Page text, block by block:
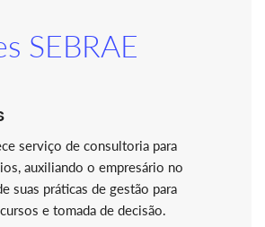
SEBRAE
serviço de consultoria para
auxiliando o empresário no
suas práticas de gestão para
e tomada de decisão.